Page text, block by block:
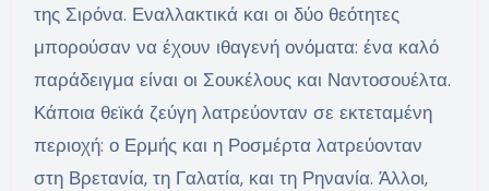
της Σιρόνα. Εναλλακτικά και οι δύο θεότητες
μπορούσαν να έχουν ιθαγενή ονόματα: ένα καλό
παράδειγμα είναι οι Σουκέλους και Ναντοσουέλτα.
Κάποια θεϊκά ζεύγη λατρεύονταν σε εκτεταμένη
περιοχή: ο Ερμής και η Ροσμέρτα λατρεύονταν
στη Βρετανία, τη Γαλατία, και τη Ρηνανία. Άλλοι,